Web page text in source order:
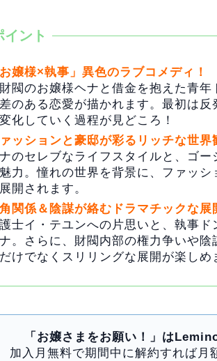
お嬢様×執事」異色のラブコメディ！
閥のお嬢様ヘナと借金を抱えた青
のある恋愛が描かれます。最初は
化していく過程が見どころ！
ッションと豪邸が彩るリッチな世界
のセレブなライフスタイルと、ゴ
力。憧れの世界を背景に、ファッ
開されます。
関係＆陰謀が絡むドラマチックな展
士イ・テユンへの片思いと、執事ド
。さらに、財閥内部の権力争いや陰
けでなくスリリングな展開が楽しめ
「お嬢さまをお願い！」は
加入月無料で期間中に解約すれば月